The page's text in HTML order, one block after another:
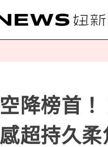
空降榜首
感超持久